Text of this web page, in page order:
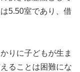
5.50室であり、借
りに子どもが生ま
ることは困難にな